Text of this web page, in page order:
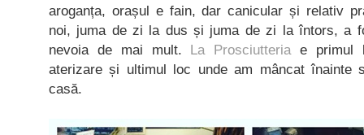
aroganța, orașul e fain, dar canicular și relativ
noi, juma de zi la dus și juma de zi la întors, a
nevoia de mai mult. La Prosciutteriae primul
aterizare și ultimul loc unde am mâncat înainte
casă.